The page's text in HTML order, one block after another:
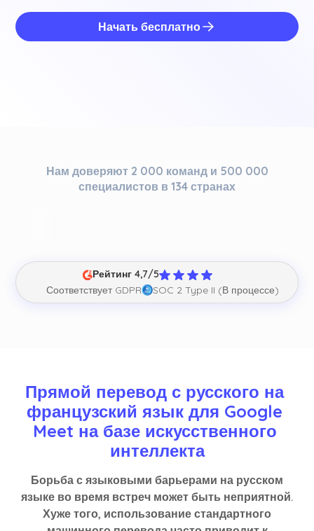
Начать бесплатно
Нам доверяют 2 000 команд и 500 000
специалистов в 134 странах
Рейтинг 4,7/5
Соответствует GDPR
SOC 2 Type II (В процессе)
Прямой перевод с русского на
французский язык для Google
Meet на базе искусственного
интеллекта
Борьба с языковыми барьерами на русском
языке во время встреч может быть неприятной.
Хуже того, использование стандартного